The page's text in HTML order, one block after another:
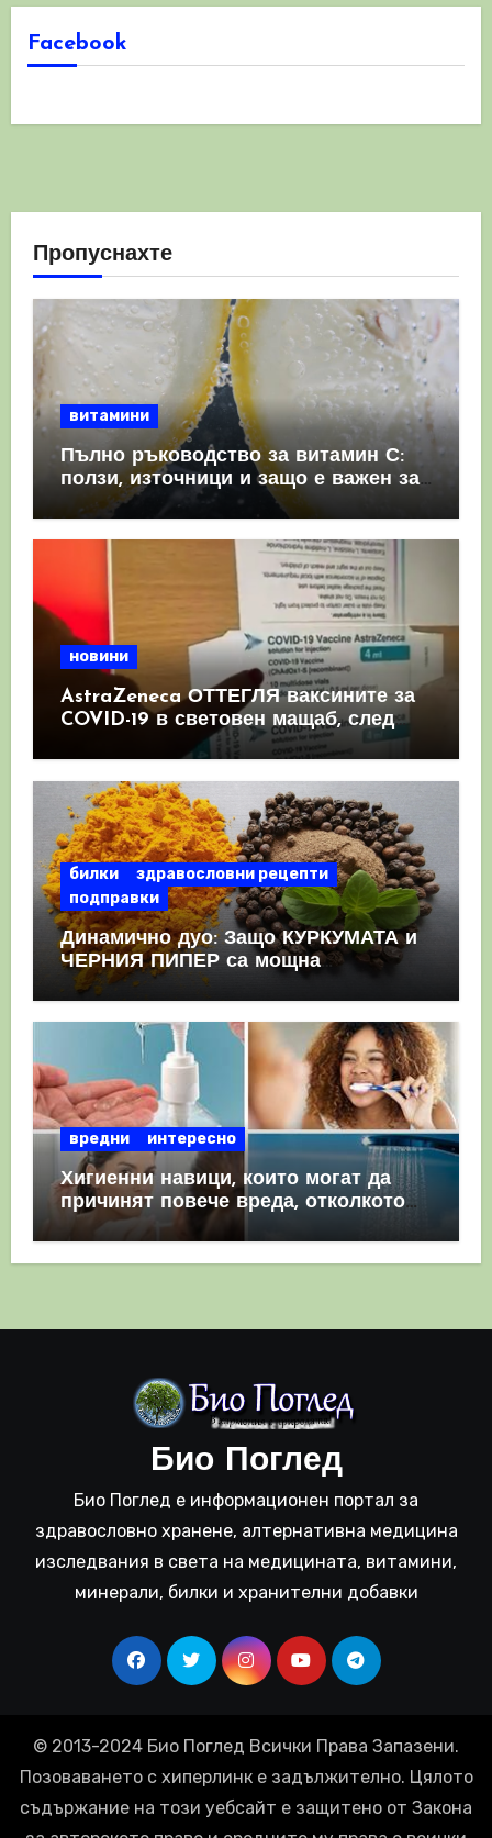
Facebook
Пропуснахте
витамини
Пълно ръководство за витамин С:
ползи, източници и защо е важен за
имунната система
новини
AstraZeneca ОТТЕГЛЯ ваксините за
COVID-19 в световен мащаб, след
като призна, че те причиняват
билки
здравословни рецепти
подправки
Динамично дуо: Защо КУРКУМАТА и
ЧЕРНИЯ ПИПЕР са мощна
комбинация
вредни интересно
Хигиенни навици, които могат да
причинят повече вреда, отколкото
полза
Био Поглед
Био Поглед е информационен портал за
здравословно хранене, алтернативна медицина
изследвания в света на медицината, витамини,
минерали, билки и хранителни добавки
© 2013-2024 Био Поглед Всички Права Запазени.
Позоваването с хиперлинк е задължително. Цялото
съдържание на този уебсайт е защитено от Закона